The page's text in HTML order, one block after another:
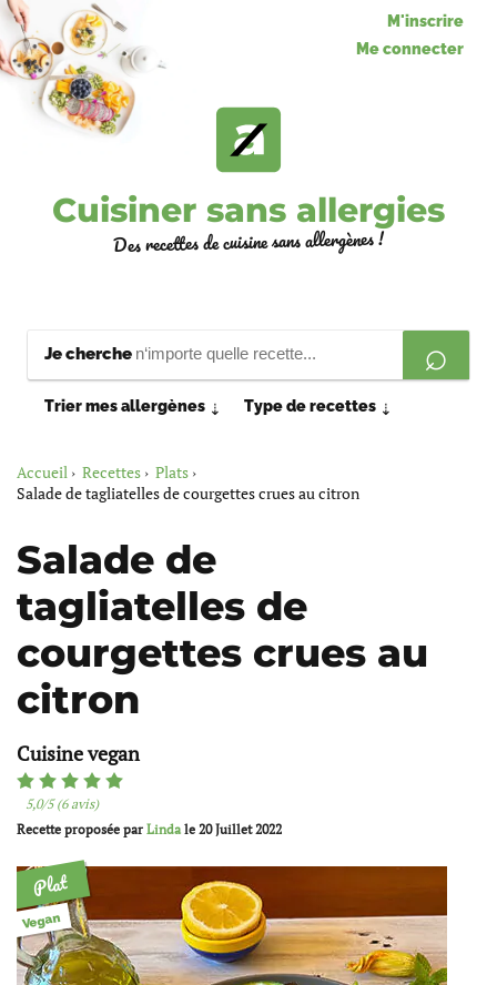
M'inscrire
Me connecter
Cuisiner sans allergies
Des recettes de cuisine sans allergènes !
Je cherche
Trier mes allergènes ⇣ Type de recettes ⇣
Accueil Recettes
Plats
Salade de tagliatelles de courgettes crues au citron
Salade de
tagliatelles de
courgettes crues au
citron
Cuisine vegan
5,0/5 (6 avis)
Recette proposée par Linda le 20 Juillet 2022
Plat
Vegan